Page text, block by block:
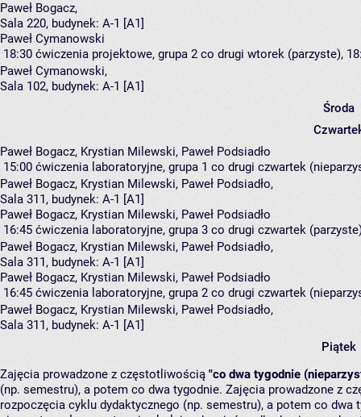
Paweł Bogacz,
Sala 220, budynek: A-1 [A1]
Paweł Cymanowski
18:30 ćwiczenia projektowe, grupa 2 co drugi wtorek (parzyste),
Paweł Cymanowski,
Sala 102, budynek: A-1 [A1]
Środa
Paweł Bogacz, Krystian Milewski, Paweł Podsiadło
15:00 ćwiczenia laboratoryjne, grupa 1 co drugi czwartek
Paweł Bogacz, Krystian Milewski, Paweł Podsiadło,
Sala 311, budynek: A-1 [A1]
Paweł Bogacz, Krystian Milewski, Paweł Podsiadło
16:45 ćwiczenia laboratoryjne, grupa 3 co drugi czwartek
Paweł Bogacz, Krystian Milewski, Paweł Podsiadło,
Sala 311, budynek: A-1 [A1]
Paweł Bogacz, Krystian Milewski, Paweł Podsiadło
16:45 ćwiczenia laboratoryjne, grupa 2 co drugi czwartek
Paweł Bogacz, Krystian Milewski, Paweł Podsiadło,
Sala 311, budynek: A-1 [A1]
Piątek
Zajęcia prowadzone z częstotliwością "co dwa tygodnie
(np. semestru), a potem co dwa tygodnie. Zajęcia prowadzone z
rozpoczęcia cyklu dydaktycznego (np. semestru), a potem co